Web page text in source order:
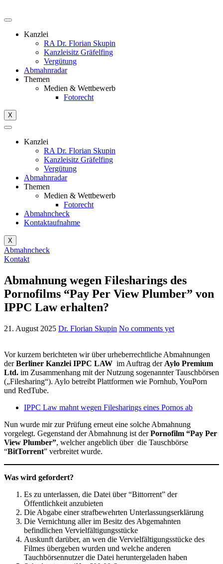
Kanzlei
RA Dr. Florian Skupin
Kanzleisitz Gräfelfing
Vergütung
Abmahnradar
Themen
Medien & Wettbewerb
Fotorecht
X
Kanzlei
RA Dr. Florian Skupin
Kanzleisitz Gräfelfing
Vergütung
Abmahnradar
Themen
Medien & Wettbewerb
Fotorecht
Abmahncheck
Kontaktaufnahme
X
Abmahncheck
Kontakt
Abmahnung wegen Filesharings des
Pornofilms “Pay Per View Plumber” von
IPPC Law erhalten?
21. August 2025 Dr. Florian Skupin No comments yet
Vor kurzem berichteten wir über urheberrechtliche Abmahnungen
derBerliner Kanzlei IPPC LAW im Auftrag der Aylo Premium
Ltd. im Zusammenhang mit der Nutzung sogenannter Tauschbörsen
(„Filesharing“). Aylo betreibt Plattformen wie Pornhub, YouPorn
und RedTube.
IPPC Law mahnt wegen Filesharings eines Pornos ab
Nun wurde mir zur Prüfung erneut eine solche Abmahnung
vorgelegt. Gegenstand der Abmahnung ist derPornofilm “Pay Per
View Plumber”, welcher angeblich über die Tauschbörse
“BitTorrent” verbreitet wurde.
Was wird gefordert?
Es zu unterlassen, die Datei über “Bittorrent” der
Öffentlichkeit anzubieten
Die Abgabe einer strafbewehrten Unterlassungserklärung
Die Vernichtung aller im Besitz des Abgemahnten
befindlichen Vervielfältigungsstücke
Auskunft darüber, an wen die Vervielfältigungsstücke des
Filmes übergeben wurden und welche anderen
Tauchbörsennutzer die Datei heruntergeladen haben